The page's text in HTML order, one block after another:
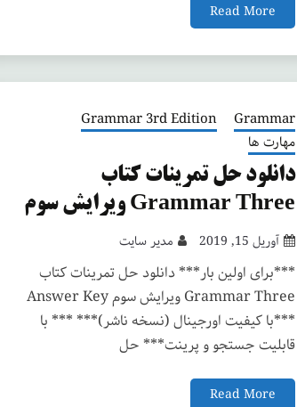
Read More
Grammar
Grammar 3rd Edition
مهارت ها
دانلود حل تمرینات کتاب
Grammar Three ویرایش سوم
آوریل 15, 2019 مدیر سایت
***برای اولین بار*** دانلود حل تمرینات کتاب
Grammar Three ویرایش سوم Answer Key
***با کیفیت اورجینال (نسخه ناشر)*** *** با
قابلیت جستجو و پرینت*** حل
Read More